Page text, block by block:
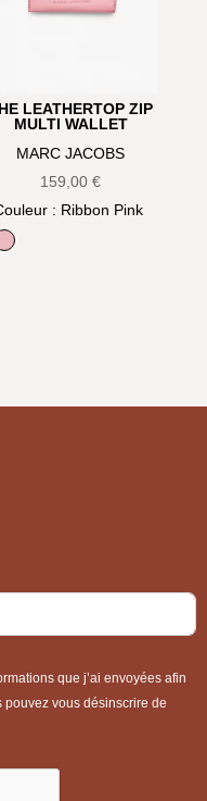
LEATHERTOP ZIP
MULTI WALLET
MARC JACOBS
159,00€
: Ribbon Pink
Ribbon Pink
que j’ai envoyées afin
vous désinscrire de